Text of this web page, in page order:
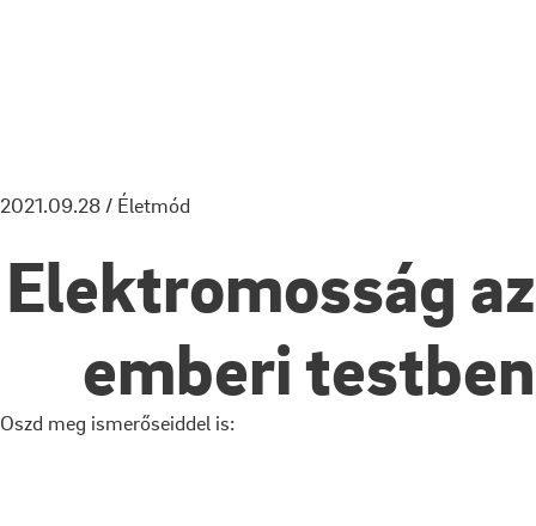
2021.09.28 / Életmód
Elektromosság az
emberi testben
Oszd meg ismerőseiddel is: